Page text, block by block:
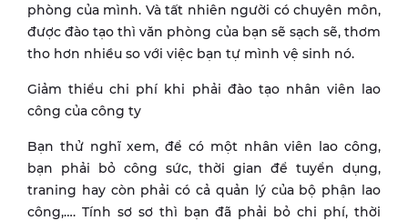
phòng của mình. Và tất nhiên người có chuyên môn,
được đào tạo thì văn phòng của bạn sẽ sạch sẽ, thơm
tho hơn nhiều so với việc bạn tự mình vệ sinh nó.
Giảm thiểu chi phí khi phải đào tạo nhân viên lao
công của công ty
Bạn thử nghĩ xem, để có một nhân viên lao công,
bạn phải bỏ công sức, thời gian để tuyển dụng,
traning hay còn phải có cả quản lý của bộ phận lao
công,…. Tính sơ sơ thì bạn đã phải bỏ chi phí, thời